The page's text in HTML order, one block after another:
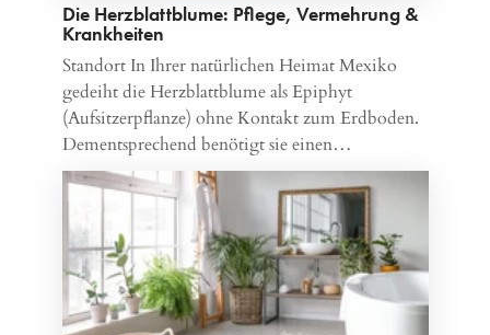
Die Herzblattblume: Pflege, Vermehrung &
Krankheiten
Standort In Ihrer natürlichen Heimat Mexiko
gedeiht die Herzblattblume als Epiphyt
(Aufsitzerpflanze) ohne Kontakt zum Erdboden.
Dementsprechend benötigt sie einen…